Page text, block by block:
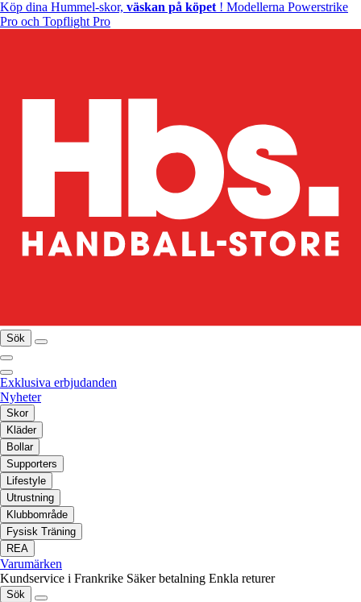
Köp dina Hummel-skor, väskan på köpet ! Modellerna Powerstrike
Pro och Topflight Pro
Sök
Exklusiva erbjudanden
Nyheter
Skor
Kläder
Bollar
Supporters
Lifestyle
Utrustning
Klubbområde
Fysisk Träning
REA
Varumärken
Kundservice i Frankrike Säker betalning Enkla returer
Sök